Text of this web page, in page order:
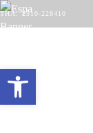
ΤΗΛ. 2510-228410
Ανοίξτε τη γραμμή εργαλείων